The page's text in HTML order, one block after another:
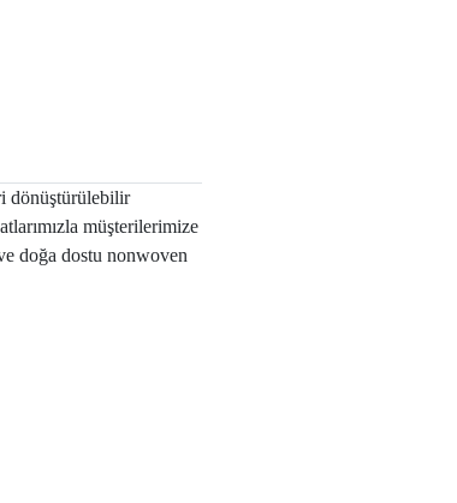
dönüştürülebilir
müşterilerimize
doğa dostu nonwoven